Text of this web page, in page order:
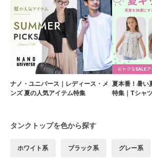
ナノ・ユニバース｜レディース・メ
ンズ 夏の人気アイテム特集
夏本番！暑い
特集｜Tシャ
タンクトップを色から探す
ホワイト系 ブラック系 グレー系